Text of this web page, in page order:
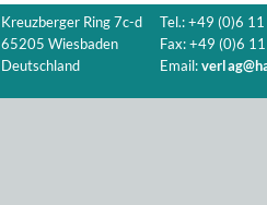
Kreuzberger Ring 7c-d
65205 Wiesbaden
Deutschland
Tel.: +49 (0)6
Fax: +49 (0)6
Email: